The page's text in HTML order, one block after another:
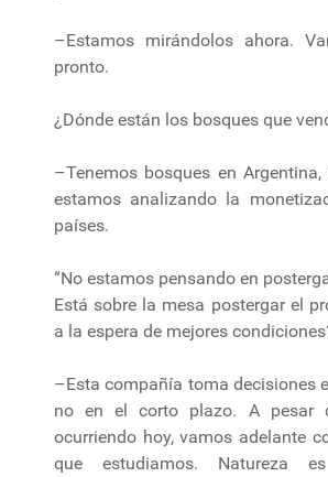
–Estamos mirándolos ahora.
pronto.
¿Dónde están los bosques que
–Tenemos bosques en
estamos analizando la
países.
“No estamos pensando en
Está sobre la mesa postergar el
a la espera de mejores
–Esta compañía toma decisiones
no en el corto plazo. A pesar
ocurriendo hoy, vamos adelante
que estudiamos. Natureza